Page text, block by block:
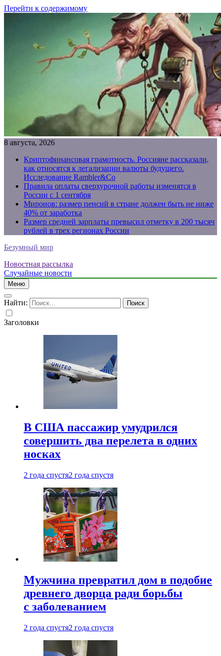
Перейти к содержимому
8 августа, 2026
Криптофинансовая грамотность. Россияне рассказали,
как относятся к легализации валюты будущего.
Исследование Rambler&Co
Правила оплаты сверхурочной работы изменятся в
России с 1 сентября
Миронов: размер пенсий в стране должен быть не ниже
40% от заработка
Размер средней зарплаты превысил отметку в 200 тысяч
рублей в трех регионах России
Безумный мир
Новостная рассылка
Случайные новости
Меню
Найти:
Заголовки
В США пассажир умудрился
совершить два перелета в одних
носках
2 года спустя2 года спустя
Мужчина превратил дом в подобие
древнего дворца ради борьбы
с заболеванием
2 года спустя2 года спустя